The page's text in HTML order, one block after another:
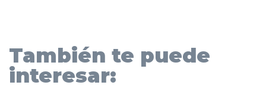
También te puede
interesar: